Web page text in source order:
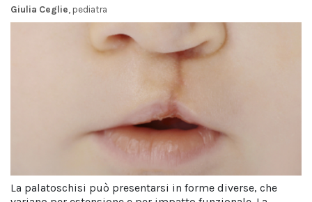
Giulia Ceglie, pediatra
La palatoschisi può presentarsi in forme diverse, che